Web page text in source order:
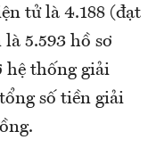
tử là 4.188 (đạt
5.593 hồ sơ
hệ thống giải
số tiền giải